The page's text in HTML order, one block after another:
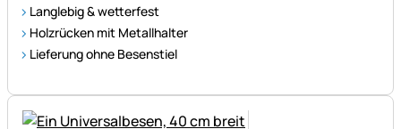
Langlebig & wetterfest
Holzrücken mit Metallhalter
Lieferung ohne Besenstiel